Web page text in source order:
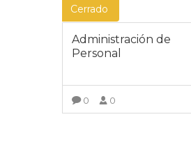
Cerrado
Administración de
Personal
0 0